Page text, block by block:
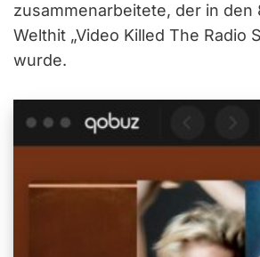
zusammenarbeitete, der in den
Welthit „Video Killed The Radio
wurde.